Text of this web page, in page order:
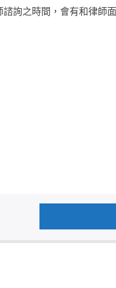
詢之時間，會有和律師